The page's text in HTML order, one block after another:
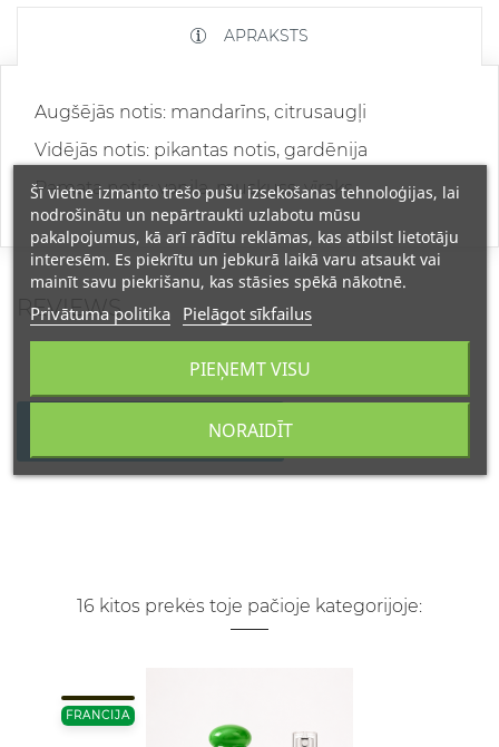
APRAKSTS
Augšējās notis: mandarīns, citrusaugļi
Vidējās notis: pikantas notis, gardēnija
Pamata notis: vaniļa, muskuss, vīraks
REVIEWS
WRITE YOUR REVIEW
16 kitos prekės toje pačioje kategorijoje:
FRANCIJA
Šī vietne izmanto trešo pušu izsekošanas tehnoloģijas, lai
nodrošinātu un nepārtraukti uzlabotu mūsu
pakalpojumus, kā arī rādītu reklāmas, kas atbilst lietotāju
interesēm. Es piekrītu un jebkurā laikā varu atsaukt vai
mainīt savu piekrišanu, kas stāsies spēkā nākotnē.
Privātuma politika Pielāgot sīkfailus
NORAIDĪT
PIEŅEMT VISU